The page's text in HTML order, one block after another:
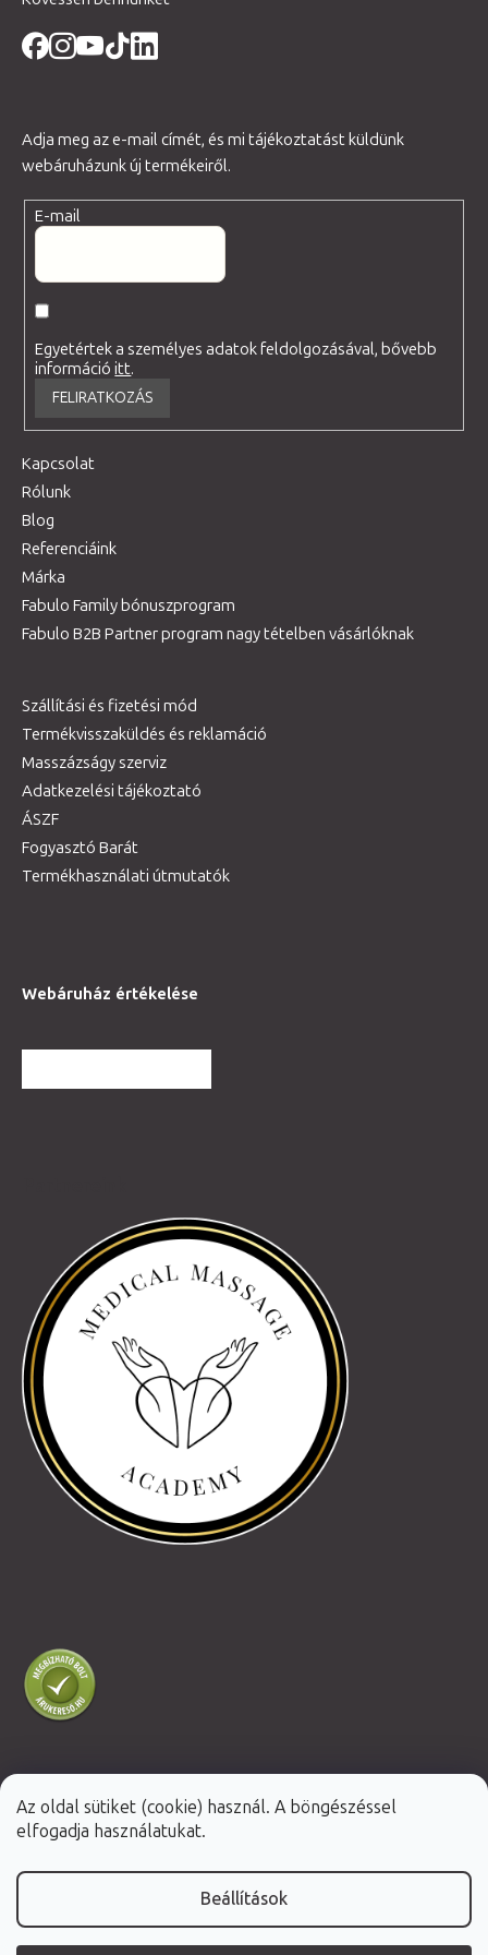
Az oldal sütiket (cookie) használ. A böngészéssel
elfogadja használatukat.
Beállítások
Adja meg az e-mail címét, és mi tájékoztatást küldünk
webáruházunk új termékeiről.
E-mail
Egyetértek a személyes adatok feldolgozásával, bővebb
információitt.
FELIRATKOZÁS
Kapcsolat
Rólunk
Blog
Referenciáink
Márka
Fabulo Family bónuszprogram
Fabulo B2B Partner program nagy tételben vásárlóknak
Szállítási és fizetési mód
Termékvisszaküldés és reklamáció
Masszázságy szerviz
Adatkezelési tájékoztató
ÁSZF
Fogyasztó Barát
Termékhasználati útmutatók
Webáruház értékelése
Shoptet Premium készítette